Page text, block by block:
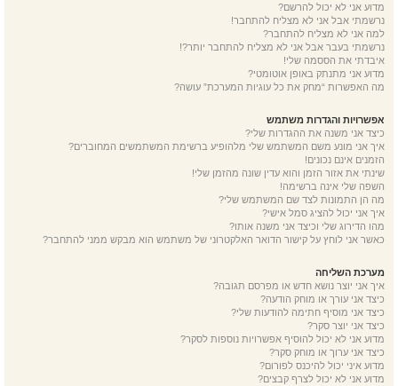
מדוע אני לא יכול להרשם?
נרשמתי אבל אני לא מצליח להתחבר!
למה אני לא מצליח להתחבר?
נרשמתי בעבר אבל אני לא מצליח להתחבר יותר?!
איבדתי את הססמה שלי!
מדוע אני מתנתק באופן אוטומטי?
מה האפשרות “מחק את כל עוגיות המערכת” עושה?
אפשרויות והגדרות משתמש
כיצד אני משנה את ההגדרות שלי?
איך אני מונע משם המשתמש שלי מלהופיע ברשימת המשתמשים המחוברים?
הזמנים אינם נכונים!
שינתי את אזור הזמן והוא עדין שונה מהזמן שלי!
השפה שלי אינה ברשימה!
מה הן התמונות לצד שם המשתמש שלי?
איך אני יכול להציג סמל אישי?
מהו הדירוג שלי וכיצד אני משנה אותו?
כאשר אני לוחץ על קישור הדואר האלקטרוני של משתמש הוא מבקש ממני להתחבר?
מערכת השליחה
איך אני יוצר נושא חדש או מפרסם תגובה?
כיצד אני עורך או מוחק הודעה?
כיצד אני מוסיף חתימה להודעות שלי?
כיצד אני יוצר סקר?
מדוע אני לא יכול להוסיף אפשרויות נוספות לסקר?
כיצד אני ערוך או מוחק סקר?
מדוע איני יכול להיכנס לפורום?
מדוע אני לא יכול לצרף קבצים?